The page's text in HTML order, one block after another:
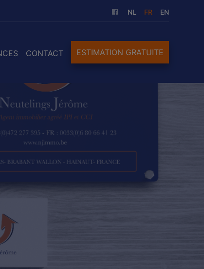
NL FR EN
CONTACT ESTIMATION GRATUITE